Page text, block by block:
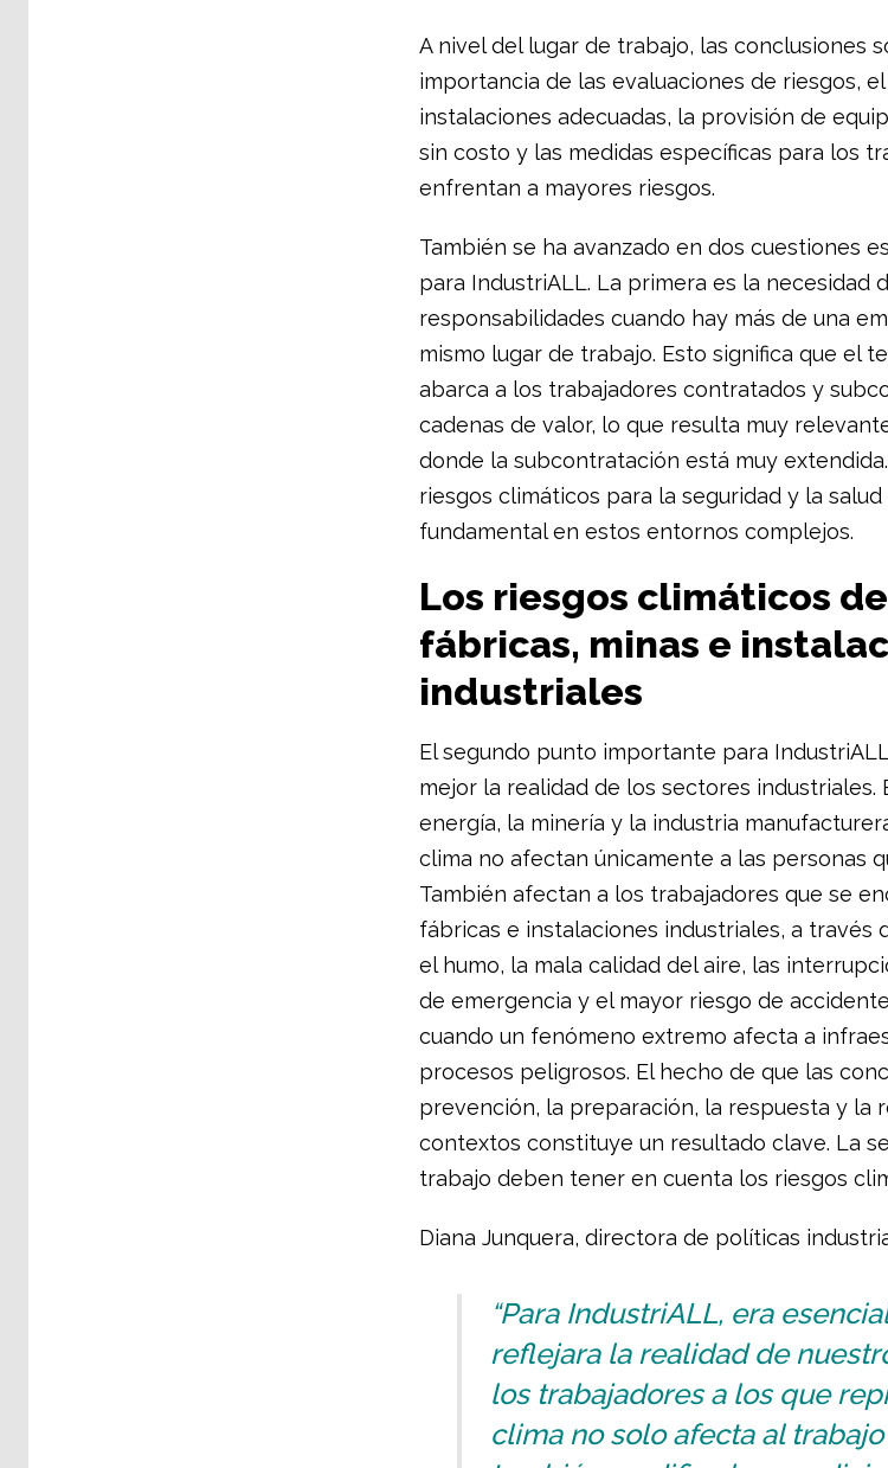
A nivel del lugar de trabajo, las conclusiones
importancia de las evaluaciones de riesgos,
instalaciones adecuadas, la provisión de
sin costo y las medidas específicas para los
enfrentan a mayores riesgos.
También se ha avanzado en dos cuestiones
para IndustriALL. La primera es la necesidad
responsabilidades cuando hay más de una
mismo lugar de trabajo. Esto significa que el
abarca a los trabajadores contratados y
cadenas de valor, lo que resulta muy
donde la subcontratación está muy
riesgos climáticos para la seguridad y la
fundamental en estos entornos complejos.
Los riesgos climáticos
fábricas, minas e
industriales
El segundo punto importante para
mejor la realidad de los sectores industriales.
energía, la minería y la industria
clima no afectan únicamente a las personas
También afectan a los trabajadores que se
fábricas e instalaciones industriales, a través
el humo, la mala calidad del aire, las
de emergencia y el mayor riesgo de
cuando un fenómeno extremo afecta a
procesos peligrosos. El hecho de que las
prevención, la preparación, la respuesta y la
contextos constituye un resultado clave. La
trabajo deben tener en cuenta los riesgos
Diana Junquera, directora de políticas
“Para IndustriALL, era
reflejara la realidad de
los trabajadores a los que
clima no solo afecta al